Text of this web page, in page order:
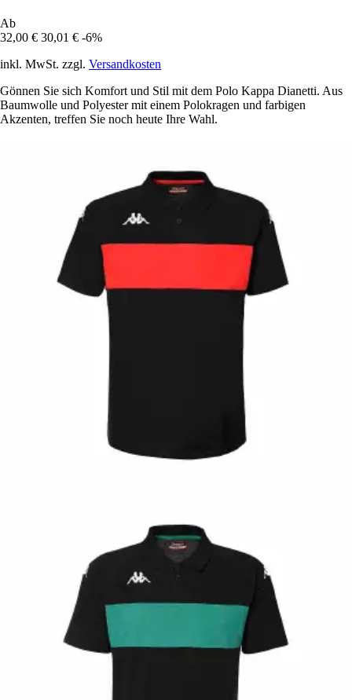
Ab
32,00 € 30,01 € -6%
inkl. MwSt. zzgl. Versandkosten
Gönnen Sie sich Komfort und Stil mit dem Polo Kappa Dianetti. Aus
Baumwolle und Polyester mit einem Polokragen und farbigen
Akzenten, treffen Sie noch heute Ihre Wahl.